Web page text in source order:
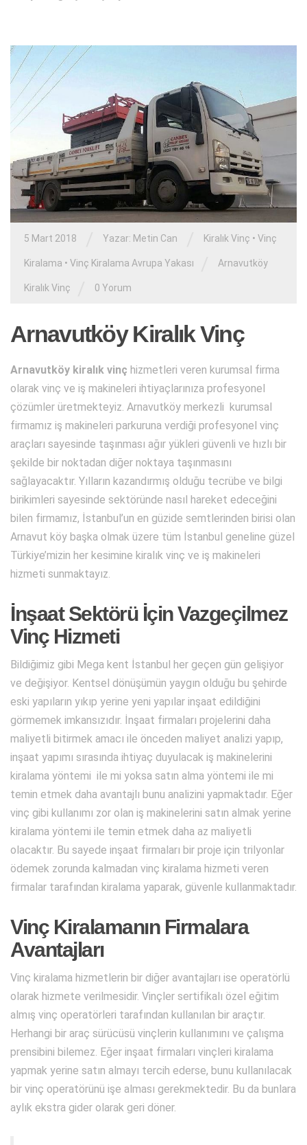
5 Mart 2018 Yazar: Metin Can Kiralık Vinç • Vinç
Kiralama • Vinç Kiralama Avrupa Yakası Arnavutköy
Kiralık Vinç 0 Yorum
Arnavutköy Kiralık Vinç
Arnavutköy kiralık vinç hizmetleri veren kurumsal firma
olarak vinç ve iş makineleri ihtiyaçlarınıza profesyonel
çözümler üretmekteyiz. Arnavutköy merkezli kurumsal
firmamız iş makineleri parkuruna verdiği profesyonel vinç
araçları sayesinde taşınması ağır yükleri güvenli ve hızlı bir
şekilde bir noktadan diğer noktaya taşınmasını
sağlayacaktır. Yılların kazandırmış olduğu tecrübe ve bilgi
birikimleri sayesinde sektöründe nasıl hareket edeceğini
bilen firmamız, İstanbul’un en güzide semtlerinden birisi olan
Arnavut köy başka olmak üzere tüm İstanbul geneline güzel
Türkiye’mizin her kesimine kiralık vinç ve iş makineleri
hizmeti sunmaktayız.
İnşaat Sektörü İçin Vazgeçilmez
Vinç Hizmeti
Bildiğimiz gibi Mega kent İstanbul her geçen gün gelişiyor
ve değişiyor. Kentsel dönüşümün yaygın olduğu bu şehirde
eski yapıların yıkıp yerine yeni yapılar inşaat edildiğini
görmemek imkansızıdır. İnşaat firmaları projelerini daha
maliyetli bitirmek amacı ile önceden maliyet analizi yapıp,
inşaat yapımı sırasında ihtiyaç duyulacak iş makinelerini
kiralama yöntemi ile mi yoksa satın alma yöntemi ile mi
temin etmek daha avantajlı bunu analizini yapmaktadır. Eğer
vinç gibi kullanımı zor olan iş makinelerini satın almak yerine
kiralama yöntemi ile temin etmek daha az maliyetli
olacaktır. Bu sayede inşaat firmaları bir proje için trilyonlar
ödemek zorunda kalmadan vinç kiralama hizmeti veren
firmalar tarafından kiralama yaparak, güvenle kullanmaktadır.
Vinç Kiralamanın Firmalara
Avantajları
Vinç kiralama hizmetlerin bir diğer avantajları ise operatörlü
olarak hizmete verilmesidir. Vinçler sertifikalı özel eğitim
almış vinç operatörleri tarafından kullanılan bir araçtır.
Herhangi bir araç sürücüsü vinçlerin kullanımını ve çalışma
prensibini bilemez. Eğer inşaat firmaları vinçleri kiralama
yapmak yerine satın almayı tercih ederse, bunu kullanılacak
bir vinç operatörünü işe alması gerekmektedir. Bu da bunlara
aylık ekstra gider olarak geri döner.